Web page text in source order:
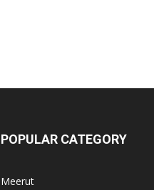
POPULAR CATEGORY
Meerut